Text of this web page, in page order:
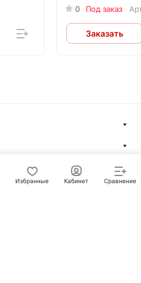
0 Под заказ
Заказать
Избранные Кабинет Сравнение